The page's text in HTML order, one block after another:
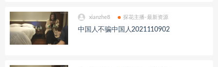
xianzhe8 探花主播-最新资源
中国人不骗中国人2021110902